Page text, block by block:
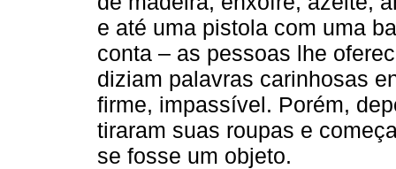
e até uma pistola com uma
conta – as pessoas lhe
diziam palavras carinhosas
firme, impassível. Porém,
tiraram suas roupas e
se fosse um objeto.